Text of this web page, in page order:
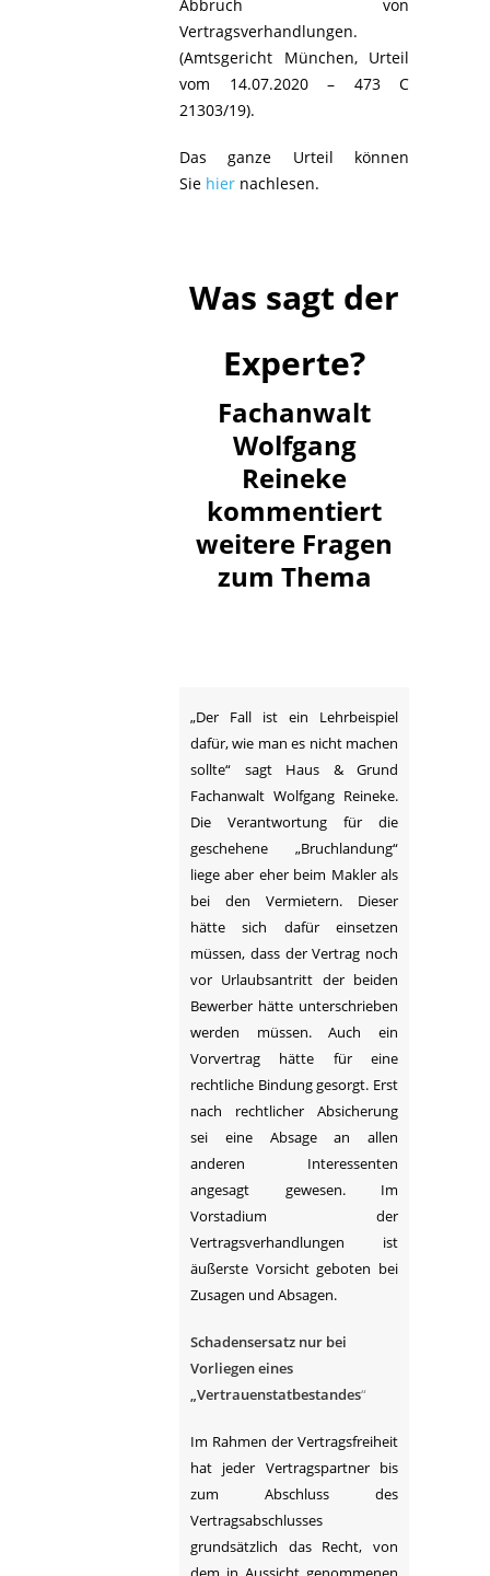
Abbruch von
Vertragsverhandlungen.
(Amtsgericht München, Urteil
vom 14.07.2020 – 473 C
21303/19).
Das ganze Urteil können
Sie hier nachlesen.
Was sagt der
Experte?
Fachanwalt
Wolfgang
Reineke
kommentiert
weitere Fragen
zum Thema
„Der Fall ist ein Lehrbeispiel
dafür, wie man es nicht machen
sollte“ sagt Haus & Grund
Fachanwalt Wolfgang Reineke.
Die Verantwortung für die
geschehene „Bruchlandung“
liege aber eher beim Makler als
bei den Vermietern. Dieser
hätte sich dafür einsetzen
müssen, dass der Vertrag noch
vor Urlaubsantritt der beiden
Bewerber hätte unterschrieben
werden müssen. Auch ein
Vorvertrag hätte für eine
rechtliche Bindung gesorgt. Erst
nach rechtlicher Absicherung
sei eine Absage an allen
anderen Interessenten
angesagt gewesen. Im
Vorstadium der
Vertragsverhandlungen ist
äußerste Vorsicht geboten bei
Zusagen und Absagen.
Schadensersatz nur bei
Vorliegen eines
„Vertrauenstatbestandes“
Im Rahmen der Vertragsfreiheit
hat jeder Vertragspartner bis
zum Abschluss des
Vertragsabschlusses
grundsätzlich das Recht, von